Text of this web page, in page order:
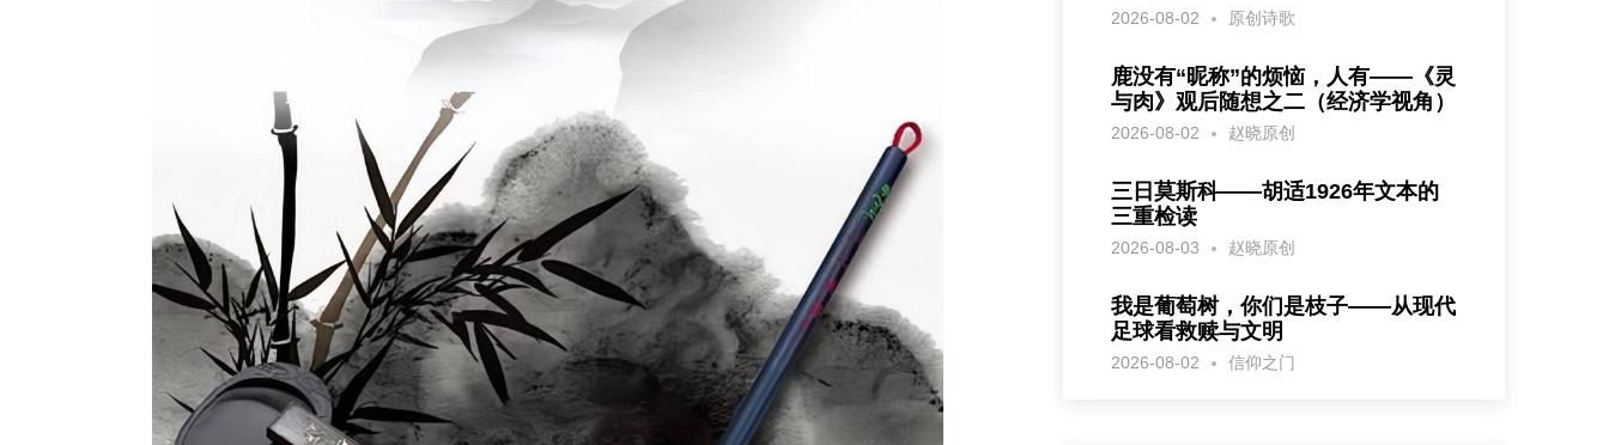
2026-08-02 原创诗歌
鹿没有“昵称”的烦恼，人有——《灵
与肉》观后随想之二（经济学视角）
2026-08-02 赵晓原创
三日莫斯科——胡适1926年文本的
三重检读
2026-08-03 赵晓原创
我是葡萄树，你们是枝子——从现代
足球看救赎与文明
2026-08-02 信仰之门